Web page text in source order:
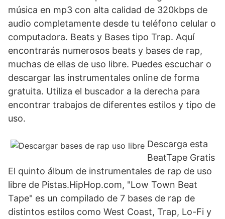
música en mp3 con alta calidad de 320kbps de
audio completamente desde tu teléfono celular o
computadora. Beats y Bases tipo Trap. Aquí
encontrarás numerosos beats y bases de rap,
muchas de ellas de uso libre. Puedes escuchar o
descargar las instrumentales online de forma
gratuita. Utiliza el buscador a la derecha para
encontrar trabajos de diferentes estilos y tipo de
uso.
Descarga esta
BeatTape Gratis
El quinto álbum de instrumentales de rap de uso
libre de Pistas.HipHop.com, "Low Town Beat
Tape" es un compilado de 7 bases de rap de
distintos estilos como West Coast, Trap, Lo-Fi y